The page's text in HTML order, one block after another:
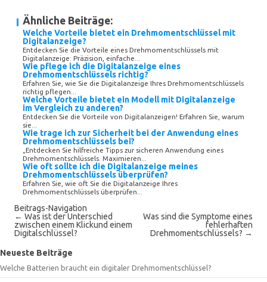
Ähnliche Beiträge:
Welche Vorteile bietet ein Drehmomentschlüssel mit
Digitalanzeige?
Entdecken Sie die Vorteile eines Drehmomentschlüssels mit
Digitalanzeige: Präzision, einfache...
Wie pflege ich die Digitalanzeige eines
Drehmomentschlüssels richtig?
Erfahren Sie, wie Sie die Digitalanzeige Ihres Drehmomentschlüssels
richtig pflegen...
Welche Vorteile bietet ein Modell mit Digitalanzeige
im Vergleich zu anderen?
Entdecken Sie die Vorteile von Digitalanzeigen! Erfahren Sie, warum
sie...
Wie trage ich zur Sicherheit bei der Anwendung eines
Drehmomentschlüssels bei?
„Entdecken Sie hilfreiche Tipps zur sicheren Anwendung eines
Drehmomentschlüssels. Maximieren...
Wie oft sollte ich die Digitalanzeige meines
Drehmomentschlüssels überprüfen?
Erfahren Sie, wie oft Sie die Digitalanzeige Ihres
Drehmomentschlüssels überprüfen...
Beitrags-Navigation
← Was ist der Unterschied
zwischen einem Klickund einem
Digitalschlüssel?
Was sind die Symptome eines
fehlerhaften
Drehmomentschlüssels? →
Neueste Beiträge
Welche Batterien braucht ein digitaler Drehmomentschlüssel?